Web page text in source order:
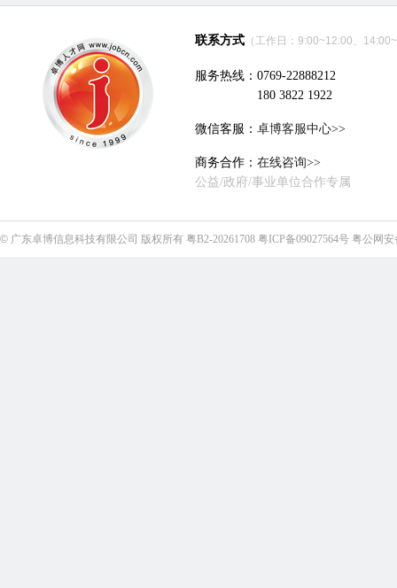
联系方式 （工作日：9:00~12:00、
服务热线：0769-22888212
180 3822 1922
微信客服： 卓博客服中心>>
商务合作： 在线咨询>>
公益/政府/事业单位合作专属
© 广东卓博信息科技有限公司 版权所有 粤B2-20261708 粤ICP备09027564号 粤公网安